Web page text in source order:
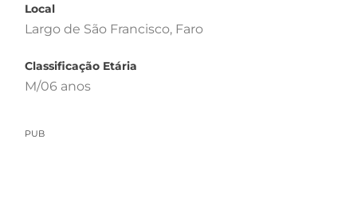
Local
Largo de São Francisco, Faro
Classificação Etária
M/06 anos
PUB